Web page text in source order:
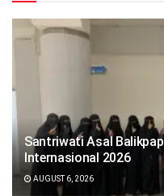
Santriwati Asal
Internasional 2026
AUGUST 6, 2026